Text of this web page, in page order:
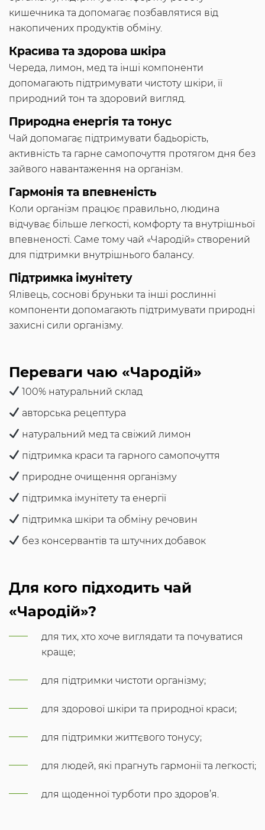
кишечника та допомагає позбавлятися від
накопичених продуктів обміну.
Красива та здорова шкіра
Череда, лимон, мед та інші компоненти
допомагають підтримувати чистоту шкіри, її
природний тон та здоровий вигляд.
Природна енергія та тонус
Чай допомагає підтримувати бадьорість,
активність та гарне самопочуття протягом дня без
зайвого навантаження на організм.
Гармонія та впевненість
Коли організм працює правильно, людина
відчуває більше легкості, комфорту та внутрішньої
впевненості. Саме тому чай «Чародій» створений
для підтримки внутрішнього балансу.
Підтримка імунітету
Ялівець, соснові бруньки та інші рослинні
компоненти допомагають підтримувати природні
захисні сили організму.
Переваги чаю «Чародій»
100% натуральний склад
авторська рецептура
натуральний мед та свіжий лимон
підтримка краси та гарного самопочуття
природне очищення організму
підтримка імунітету та енергії
підтримка шкіри та обміну речовин
без консервантів та штучних добавок
Для кого підходить чай
«Чародій»?
для тих, хто хоче виглядати та почуватися
краще;
для підтримки чистоти організму;
для здорової шкіри та природної краси;
для підтримки життєвого тонусу;
для людей, які прагнуть гармонії та легкості;
для щоденної турботи про здоров’я.